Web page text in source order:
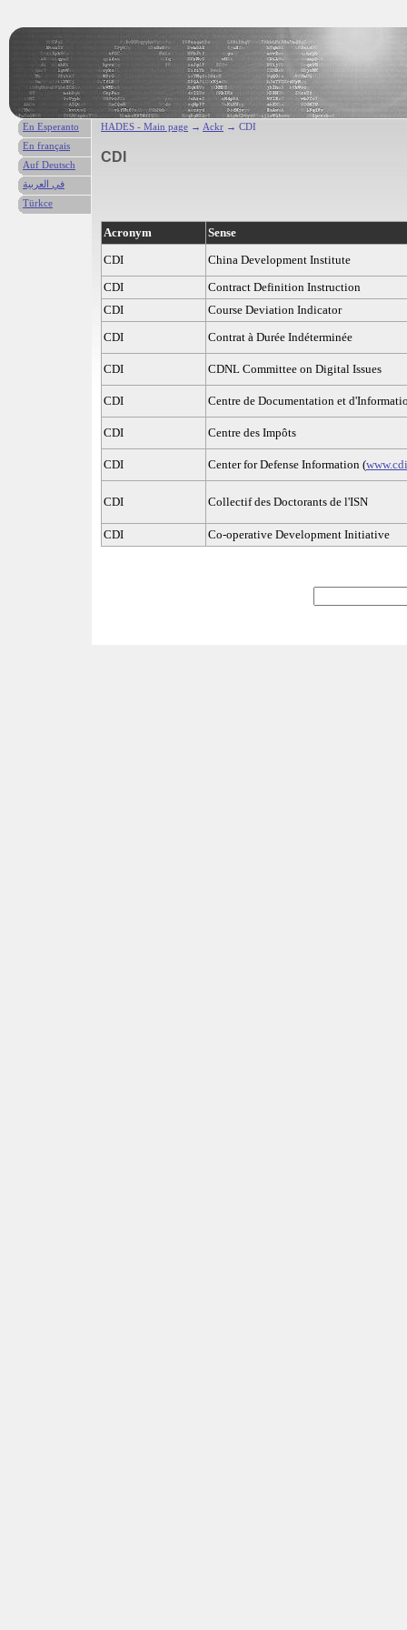
HADES - Main page → Ackr → CDI
CDI
Acronym
Sense
CDI
China Development Institute
CDI
Contract Definition Instruction
CDI
Course Deviation Indicator
CDI
Contrat à Durée Indéterminée
CDI CDNL Committee on Digital Issues
CDI Centre de Documentation et
CDI Centre des Impôts
CDI Center for Defense Information (
CDI Collectif des Doctorants de l'ISN
CDI Co-operative Development Initiative
En Esperanto
En français
Auf Deutsch
في العربية
Türkce